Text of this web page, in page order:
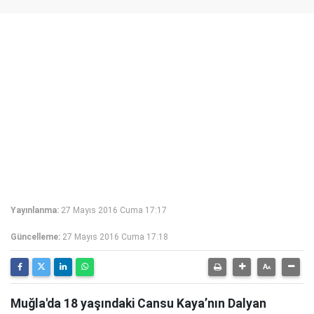
Yayınlanma: 27 Mayıs 2016 Cuma 17:17
Güncelleme: 27 Mayıs 2016 Cuma 17:18
Muğla'da 18 yaşındaki Cansu Kaya’nın Dalyan